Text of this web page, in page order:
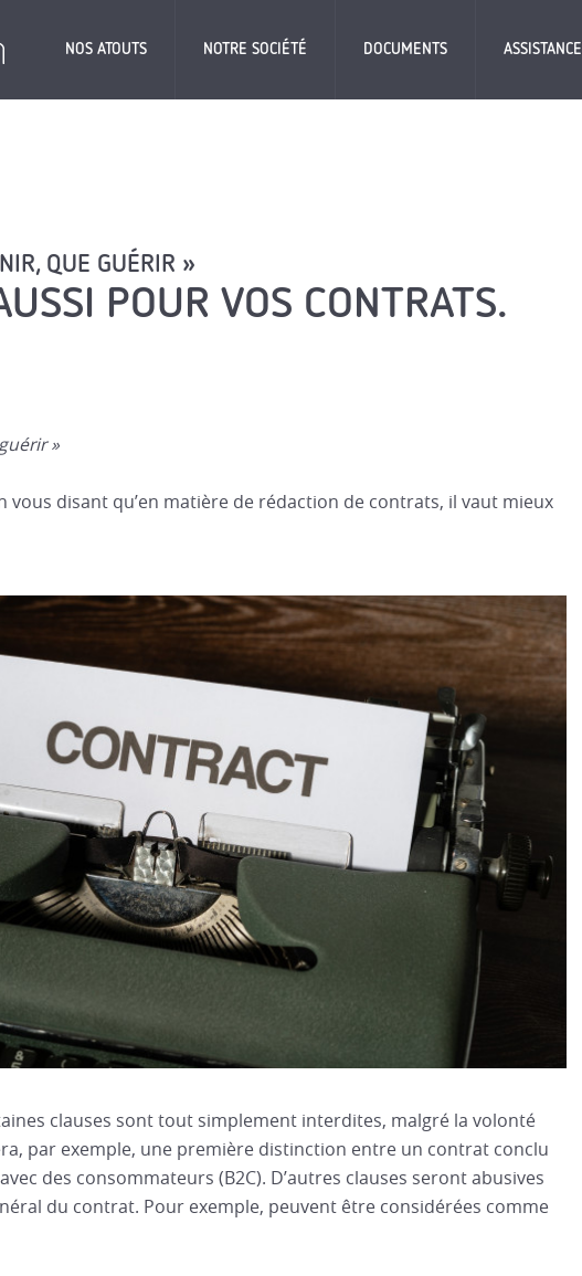
NOS ATOUTS NOTRE SOCIÉTÉ DOCUMENTS ASSISTANCE
QUE GUÉRIR »
POUR VOS CONTRATS.
»
vous disant qu’en matière de rédaction de contrats, il vaut mieux
clauses sont tout simplement interdites, malgré la volonté
par exemple, une première distinction entre un contrat conclu
des consommateurs (B2C). D’autres clauses seront abusives
du contrat. Pour exemple, peuvent être considérées comme